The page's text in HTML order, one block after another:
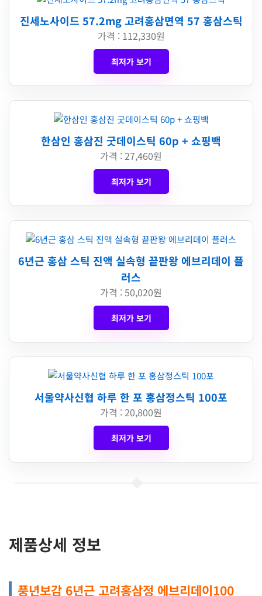
진세노사이드 57.2mg 고려홍삼면역 57 홍삼스틱
가격 : 112,330원
최저가 보기
한삼인 홍삼진 굿데이스틱 60p + 쇼핑백
가격 : 27,460원
최저가 보기
6년근 홍삼 스틱 진액 실속형 끝판왕 에브리데이 플
러스
가격 : 50,020원
최저가 보기
서울약사신협 하루 한 포 홍삼정스틱 100포
가격 : 20,800원
최저가 보기
제품상세 정보
풍년보감 6년근 고려홍삼정 에브리데이100